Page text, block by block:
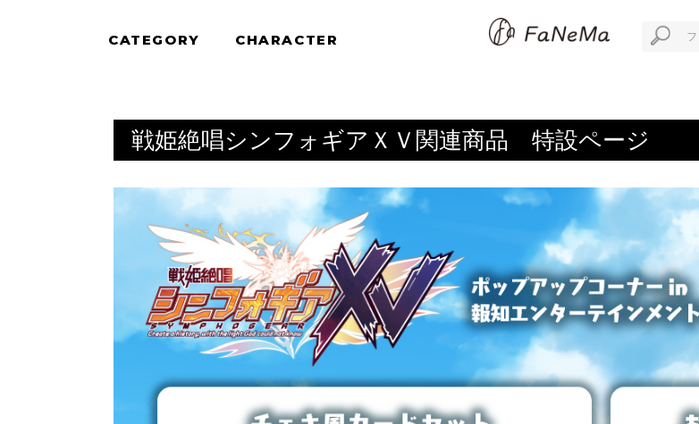
CATEGORY CHARACTER
戦姫絶唱シンフォギアＸＶ関連商品 特設ページ